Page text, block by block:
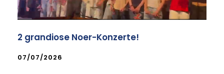
2 grandiose Noer-Konzerte!
07/07/2026